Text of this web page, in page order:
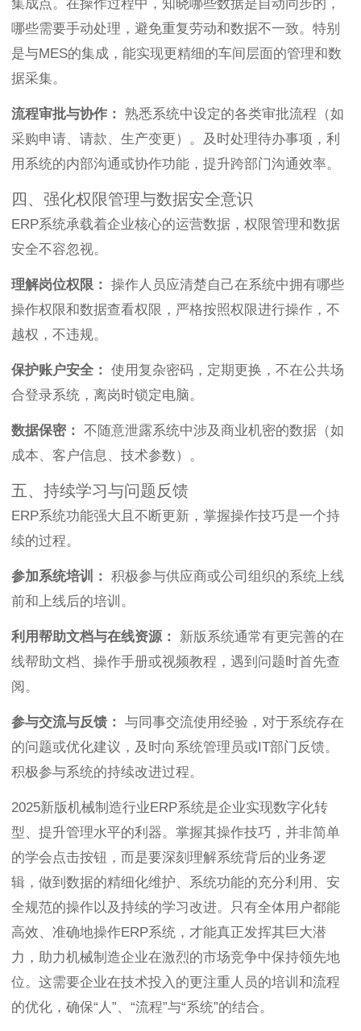
集成点。在操作过程中，知晓哪些数据是自动同步的，
哪些需要手动处理，避免重复劳动和数据不一致。特别
是与MES的集成，能实现更精细的车间层面的管理和数
据采集。
流程审批与协作：
熟悉系统中设定的各类审批流程（如
采购申请、请款、生产变更）。及时处理待办事项，利
用系统的内部沟通或协作功能，提升跨部门沟通效率。
四、强化权限管理与数据安全意识
ERP系统承载着企业核心的运营数据，权限管理和数据
安全不容忽视。
理解岗位权限：
操作人员应清楚自己在系统中拥有哪些
操作权限和数据查看权限，严格按照权限进行操作，不
越权，不违规。
保护账户安全：
使用复杂密码，定期更换，不在公共场
合登录系统，离岗时锁定电脑。
数据保密：
不随意泄露系统中涉及商业机密的数据（如
成本、客户信息、技术参数）。
五、持续学习与问题反馈
ERP系统功能强大且不断更新，掌握操作技巧是一个持
续的过程。
参加系统培训：
积极参与供应商或公司组织的系统上线
前和上线后的培训。
利用帮助文档与在线资源：
新版系统通常有更完善的在
线帮助文档、操作手册或视频教程，遇到问题时首先查
阅。
参与交流与反馈：
与同事交流使用经验，对于系统存在
的问题或优化建议，及时向系统管理员或IT部门反馈。
积极参与系统的持续改进过程。
2025新版机械制造行业ERP系统是企业实现数字化转
型、提升管理水平的利器。掌握其操作技巧，并非简单
的学会点击按钮，而是要深刻理解系统背后的业务逻
辑，做到数据的精细化维护、系统功能的充分利用、安
全规范的操作以及持续的学习改进。只有全体用户都能
高效、准确地操作ERP系统，才能真正发挥其巨大潜
力，助力机械制造企业在激烈的市场竞争中保持领先地
位。这需要企业在技术投入的更注重人员的培训和流程
的优化，确保“人”、“流程”与“系统”的结合。